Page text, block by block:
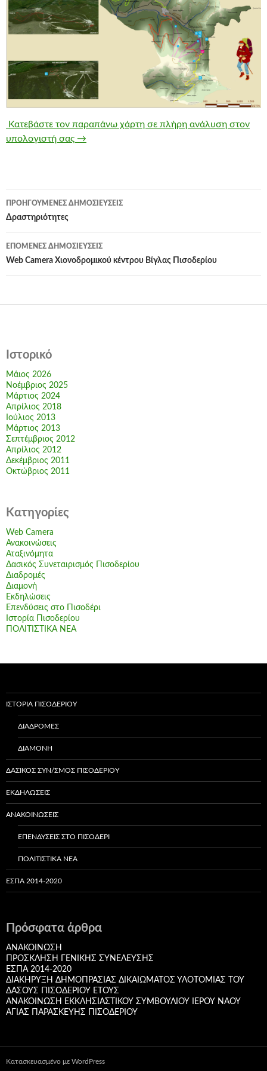
Κατεβάστε τον παραπάνω χάρτη σε πλήρη ανάλυση στον
υπολογιστή σας →
Πλοήγηση
άρθρων
ΠΡΟΗΓΟΎΜΕΝΕΣ ΔΗΜΟΣΙΕΎΣΕΙΣ
Δραστηριότητες
ΕΠΌΜΕΝΕΣ ΔΗΜΟΣΙΕΎΣΕΙΣ
Web Camera Χιονοδρομικού κέντρου Βίγλας Πισοδερίου
Ιστορικό
Μάιος 2026
Νοέμβριος 2025
Μάρτιος 2024
Απρίλιος 2018
Ιούλιος 2013
Μάρτιος 2013
Σεπτέμβριος 2012
Απρίλιος 2012
Δεκέμβριος 2011
Οκτώβριος 2011
Kατηγορίες
Web Camera
Ανακοινώσεις
Αταξινόμητα
Δασικός Συνεταιρισμός Πισοδερίου
Διαδρομές
Διαμονή
Εκδηλώσεις
Επενδύσεις στο Πισοδέρι
Ιστορία Πισοδερίου
ΠΟΛΙΤΙΣΤΙΚΑ ΝΕΑ
ΙΣΤΟΡΊΑ ΠΙΣΟΔΕΡΊΟΥ
ΔΙΑΔΡΟΜΈΣ
ΔΙΑΜΟΝΉ
ΔΑΣΙΚΌΣ ΣΥΝ/ΣΜΌΣ ΠΙΣΟΔΕΡΊΟΥ
ΕΚΔΗΛΏΣΕΙΣ
ΑΝΑΚΟΙΝΏΣΕΙΣ
ΕΠΕΝΔΎΣΕΙΣ ΣΤΟ ΠΙΣΟΔΈΡΙ
ΠΟΛΙΤΙΣΤΙΚΆ ΝΈΑ
ΕΣΠΑ 2014-2020
Πρόσφατα άρθρα
ΑΝΑΚΟΙΝΩΣΗ
ΠΡΟΣΚΛΗΣΗ ΓΕΝΙΚΗΣ ΣΥΝΕΛΕΥΣΗΣ
ΕΣΠΑ 2014-2020
ΔΙΑΚHΡYΞΗ ΔΗΜΟΠΡΑΣΙΑΣ ΔΙΚΑΙΩΜΑΤΟΣ ΥΛΟΤΟΜΙΑΣ ΤΟΥ
ΔΑΣΟΥΣ ΠΙΣΟΔΕΡΙΟΥ ΕΤΟΥΣ
ΑΝΑΚΟΙΝΩΣΗ ΕΚΚΛΗΣΙΑΣΤΙΚΟΥ ΣΥΜΒΟΥΛΙΟΥ ΙΕΡΟΥ ΝΑΟΥ
ΑΓΙΑΣ ΠΑΡΑΣΚΕΥΗΣ ΠΙΣΟΔΕΡΙΟΥ
Κατασκευασμένο με WordPress